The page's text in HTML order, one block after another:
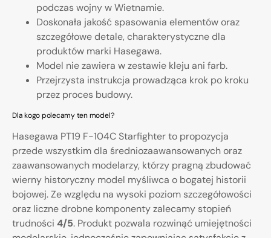
podczas wojny w Wietnamie.
Doskonała jakość spasowania elementów oraz
szczegółowe detale, charakterystyczne dla
produktów marki Hasegawa.
Model nie zawiera w zestawie kleju ani farb.
Przejrzysta instrukcja prowadząca krok po kroku
przez proces budowy.
Dla kogo polecamy ten model?
Hasegawa PT19 F-104C Starfighter to propozycja
przede wszystkim dla średniozaawansowanych oraz
zaawansowanych modelarzy, którzy pragną zbudować
wierny historyczny model myśliwca o bogatej historii
bojowej. Ze względu na wysoki poziom szczegółowości
oraz liczne drobne komponenty zalecamy stopień
trudności 4/5. Produkt pozwala rozwinąć umiejętności